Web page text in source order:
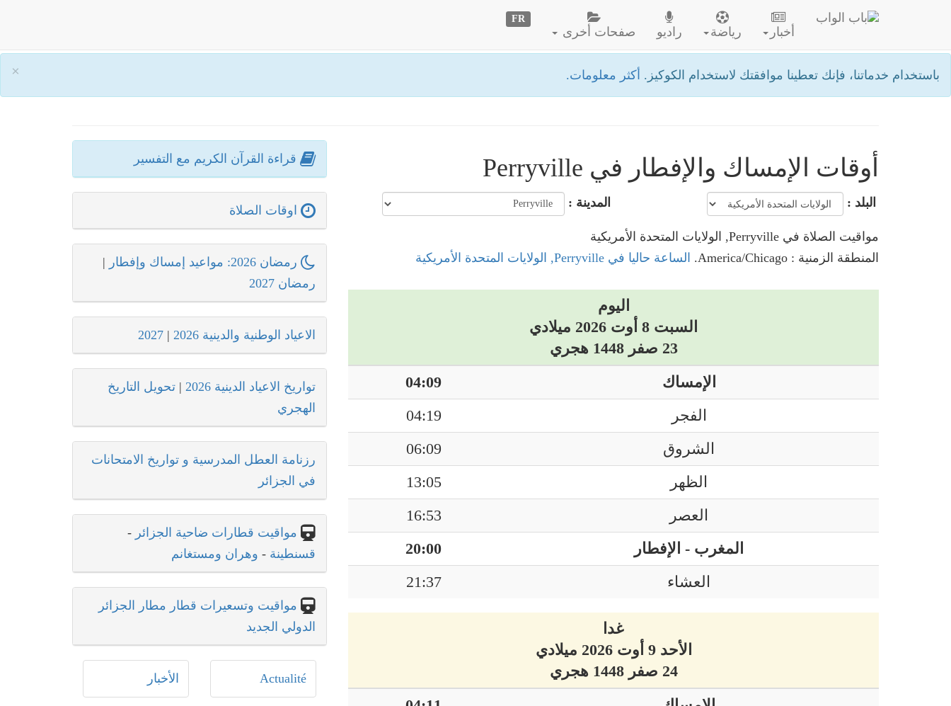
× باستخدام خدماتنا، فإنك تعطينا موافقتك لاستخدام الكوكيز. أكثر معلومات.
أخبار رياضة راديو صفحات أخرى
FR
أوقات الإمساك والإفطار في Perryville
البلد : المدينة :
مواقيت الصلاة في Perryville, الولايات المتحدة الأمريكية
المنطقة الزمنية : America/Chicago.
الساعة حاليا في Perryville, الولايات المتحدة الأمريكية
اليوم
السبت 8 أوت 2026 ميلادي
23 صفر 1448 هجري
الإمساك
04:09
الفجر
04:19
الشروق
06:09
الظهر
13:05
العصر
16:53
المغرب - الإفطار
20:00
العشاء
21:37
غدا
الأحد 9 أوت 2026 ميلادي
24 صفر 1448 هجري
قراءة القرآن الكريم مع التفسير
اوقات الصلاة
رمضان 2026: مواعيد إمساك وإفطار
|
رمضان 2027
الاعياد الوطنية والدينية 2026 |
2027
تواريخ الاعياد الدينية 2026 | تحويل التاريخ
الهجري
رزنامة العطل المدرسية و تواريخ الامتحانات
في الجزائر
مواقيت قطارات ضاحية الجزائر -
قسنطينة - وهران ومستغانم
مواقيت وتسعيرات قطار مطار الجزائر
الدولي الجديد
Actualité الأخبار